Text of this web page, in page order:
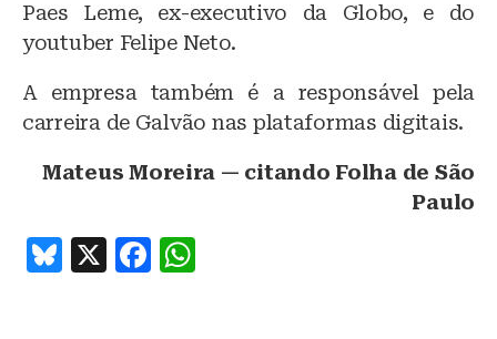
Paes Leme, ex-executivo da Globo, e do
youtuber Felipe Neto.
A empresa também é a responsável pela
carreira de Galvão nas plataformas digitais.
Mateus Moreira — citando Folha de São
Paulo
B
X
F